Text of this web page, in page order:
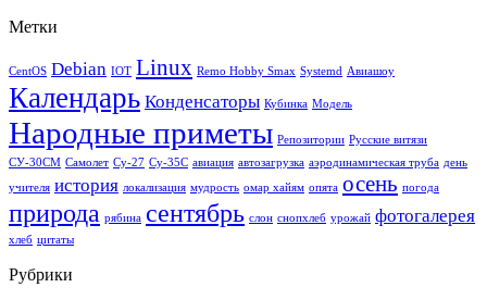
Метки
CentOS Debian IOT Linux Remo Hobby Smax Systemd Авиашоу
Календарь Конденсаторы Кубинка Модель
Народные приметы Репозитории Русские витязи
СУ-30СМ Самолет Су-27 Су-35С авиация автозагрузка аэродинамическая труба день
учителя история локализация мудрость омар хайям опята осень погода
природа рябина сентябрь слон снопхлеб урожай фотогалерея
хлеб цитаты
Рубрики